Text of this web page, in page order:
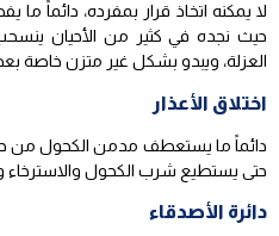
لا يمكنه اتخاذ قرار بمفرده، دائماً
حيث نجده في كثير من الأحيان
العزلة، ويبدو بشكل غير متزن خاصة
اختلاق الأعذار
دائماً ما يستعطف مدمن الكحول من
حتى يستطيع شرب الكحول والاسترخاء
دائرة الأصدقاء